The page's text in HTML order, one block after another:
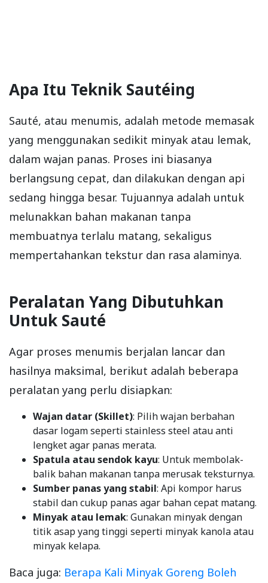
Apa Itu Teknik Sautéing
Sauté, atau menumis, adalah metode memasak
yang menggunakan sedikit minyak atau lemak,
dalam wajan panas. Proses ini biasanya
berlangsung cepat, dan dilakukan dengan api
sedang hingga besar. Tujuannya adalah untuk
melunakkan bahan makanan tanpa
membuatnya terlalu matang, sekaligus
mempertahankan tekstur dan rasa alaminya.
Peralatan Yang Dibutuhkan
Untuk Sauté
Agar proses menumis berjalan lancar dan
hasilnya maksimal, berikut adalah beberapa
peralatan yang perlu disiapkan:
Wajan datar (Skillet): Pilih wajan berbahan
dasar logam seperti stainless steel atau anti
lengket agar panas merata.
Spatula atau sendok kayu: Untuk membolak-
balik bahan makanan tanpa merusak teksturnya.
Sumber panas yang stabil: Api kompor harus
stabil dan cukup panas agar bahan cepat matang.
Minyak atau lemak: Gunakan minyak dengan
titik asap yang tinggi seperti minyak kanola atau
minyak kelapa.
Baca juga: Berapa Kali Minyak Goreng Boleh